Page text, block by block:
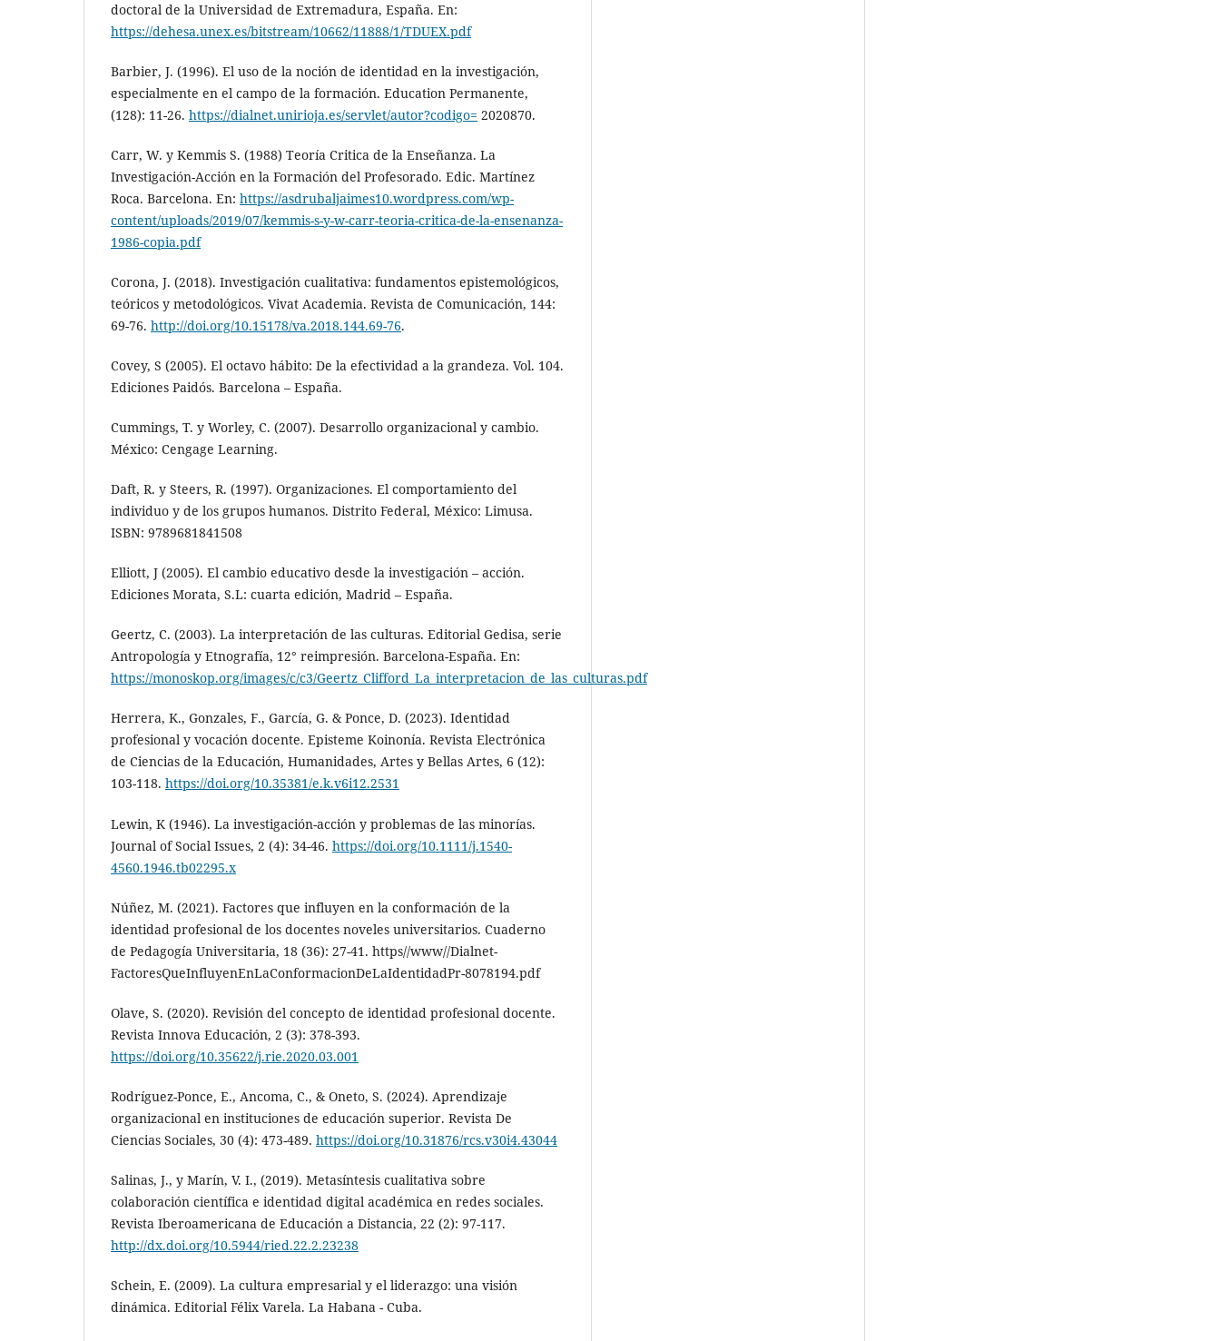
doctoral de la Universidad de Extremadura, España. En:
https://dehesa.unex.es/bitstream/10662/11888/1/TDUEX.pdf
Barbier, J. (1996). El uso de la noción de identidad en la investigación,
especialmente en el campo de la formación. Education Permanente,
(128): 11-26. https://dialnet.unirioja.es/servlet/autor?codigo= 2020870.
Carr, W. y Kemmis S. (1988) Teoría Critica de la Enseñanza. La
Investigación-Acción en la Formación del Profesorado. Edic. Martínez
Roca. Barcelona. En: https://asdrubaljaimes10.wordpress.com/wp-
content/uploads/2019/07/kemmis-s-y-w-carr-teoria-critica-de-la-ensenanza-
1986-copia.pdf
Corona, J. (2018). Investigación cualitativa: fundamentos epistemológicos,
teóricos y metodológicos. Vivat Academia. Revista de Comunicación, 144:
69-76. http://doi.org/10.15178/va.2018.144.69-76.
Covey, S (2005). El octavo hábito: De la efectividad a la grandeza. Vol. 104.
Ediciones Paidós. Barcelona – España.
Cummings, T. y Worley, C. (2007). Desarrollo organizacional y cambio.
México: Cengage Learning.
Daft, R. y Steers, R. (1997). Organizaciones. El comportamiento del
individuo y de los grupos humanos. Distrito Federal, México: Limusa.
ISBN: 9789681841508
Elliott, J (2005). El cambio educativo desde la investigación – acción.
Ediciones Morata, S.L: cuarta edición, Madrid – España.
Geertz, C. (2003). La interpretación de las culturas. Editorial Gedisa, serie
Antropología y Etnografía, 12° reimpresión. Barcelona-España. En:
https://monoskop.org/images/c/c3/Geertz_Clifford_La_interpretacion_de_las_culturas.pdf
Herrera, K., Gonzales, F., García, G. & Ponce, D. (2023). Identidad
profesional y vocación docente. Episteme Koinonía. Revista Electrónica
de Ciencias de la Educación, Humanidades, Artes y Bellas Artes, 6 (12):
103-118. https://doi.org/10.35381/e.k.v6i12.2531
Lewin, K (1946). La investigación-acción y problemas de las minorías.
Journal of Social Issues, 2 (4): 34-46. https://doi.org/10.1111/j.1540-
4560.1946.tb02295.x
Núñez, M. (2021). Factores que influyen en la conformación de la
identidad profesional de los docentes noveles universitarios. Cuaderno
de Pedagogía Universitaria, 18 (36): 27-41. https//www//Dialnet-
FactoresQueInfluyenEnLaConformacionDeLaIdentidadPr-8078194.pdf
Olave, S. (2020). Revisión del concepto de identidad profesional docente.
Revista Innova Educación, 2 (3): 378-393.
https://doi.org/10.35622/j.rie.2020.03.001
Rodríguez-Ponce, E., Ancoma, C., & Oneto, S. (2024). Aprendizaje
organizacional en instituciones de educación superior. Revista De
Ciencias Sociales, 30 (4): 473-489. https://doi.org/10.31876/rcs.v30i4.43044
Salinas, J., y Marín, V. I., (2019). Metasíntesis cualitativa sobre
colaboración científica e identidad digital académica en redes sociales.
Revista Iberoamericana de Educación a Distancia, 22 (2): 97-117.
http://dx.doi.org/10.5944/ried.22.2.23238
Schein, E. (2009). La cultura empresarial y el liderazgo: una visión
dinámica. Editorial Félix Varela. La Habana - Cuba.